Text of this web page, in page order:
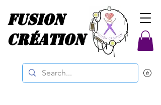
Fusion
Création